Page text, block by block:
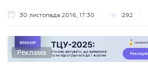
30 листопада 2016, 17:30 292
Реклама